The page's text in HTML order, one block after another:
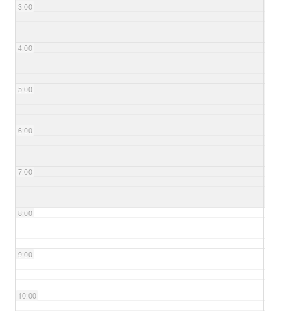
3:00
4:00
5:00
6:00
7:00
8:00
9:00
10:00